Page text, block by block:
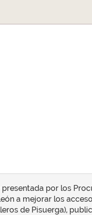
por los
a mejorar los
de Pisuerga),